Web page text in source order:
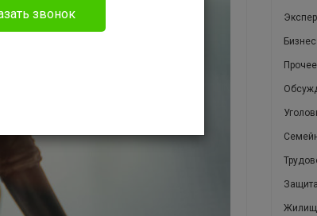
Прочее
звонок